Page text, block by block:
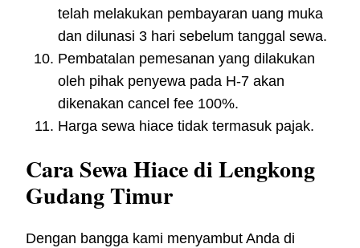
telah melakukan pembayaran uang muka
dan dilunasi 3 hari sebelum tanggal sewa.
Pembatalan pemesanan yang dilakukan
oleh pihak penyewa pada H-7 akan
dikenakan cancel fee 100%.
Harga sewa hiace tidak termasuk pajak.
Cara Sewa Hiace di Lengkong
Gudang Timur
Dengan bangga kami menyambut Anda di